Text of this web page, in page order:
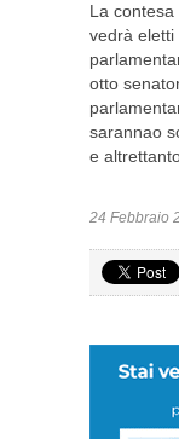
La
vedrà eletti
otto
sarannao
e
24 Febbraio